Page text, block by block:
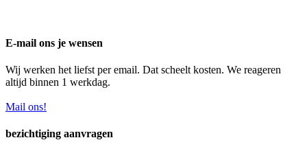
E-mail ons je wensen
Wij werken het liefst per email. Dat scheelt kosten. We reageren
altijd binnen 1 werkdag.
Mail ons!
bezichtiging aanvragen